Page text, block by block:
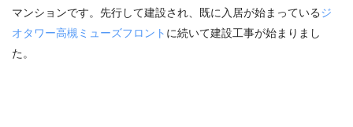
マンションです。先行して建設され、既に入居が始まっているジ
オタワー高槻ミューズフロント に続いて建設工事が始まりまし
た。